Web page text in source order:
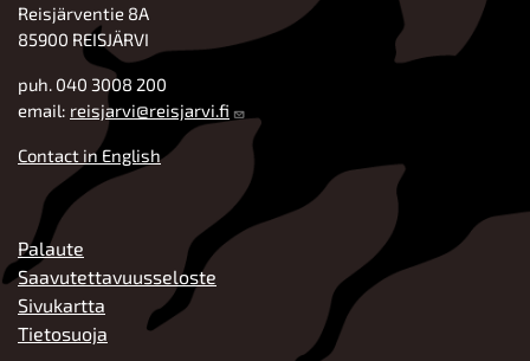
Reisjärventie 8A
85900 REISJÄRVI
puh. 040 3008 200
email: reisjarvi@reisjarvi.fi
Contact in English
ALATUNNISTE
Palaute
Saavutettavuusseloste
Sivukartta
Tietosuoja